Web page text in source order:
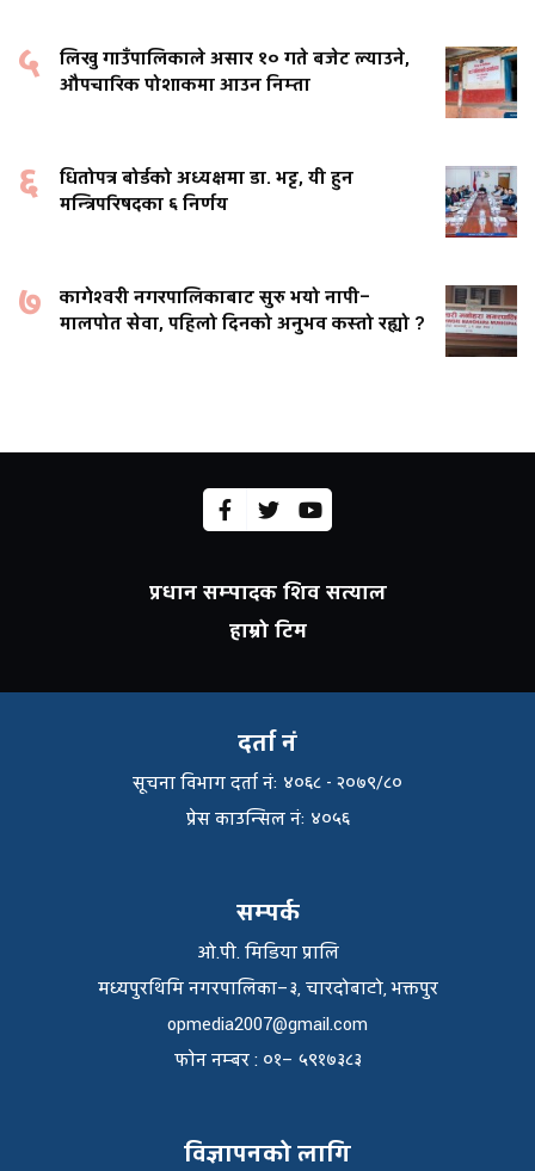
५
लिखु गाउँपालिकाले असार १० गते बजेट ल्याउने,
औपचारिक पोशाकमा आउन निम्ता
६
धितोपत्र बोर्डको अध्यक्षमा डा. भट्ट, यी हुन
मन्त्रिपरिषदका ६ निर्णय
७
कागेश्वरी नगरपालिकाबाट सुरु भयो नापी–
मालपोत सेवा, पहिलो दिनको अनुभव कस्तो रह्यो ?
प्रधान सम्पादक शिव सत्याल
हाम्रो टिम
दर्ता नं
सूचना विभाग दर्ता नंः ४०६८ - २०७९/८०
प्रेस काउन्सिल नंः ४०५६
सम्पर्क
ओ.पी. मिडिया प्रालि
मध्यपुरथिमि नगरपालिका–३, चारदोबाटो, भक्तपुर
opmedia2007@gmail.com
फाेन नम्बर : ०१– ५९१७३८३
विज्ञापनको लागि